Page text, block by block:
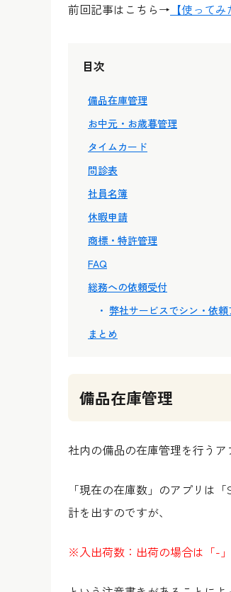
前回記事はこちら→ 【使って
目次
備品在庫管理
お中元・お歳暮管理
タイムカード
問診表
社員名簿
休暇申請
商標・特許管理
FAQ
総務への依頼受付
弊社サービスでシン・依
まとめ
備品在庫管理
社内の備品の在庫管理を行うア
「現在の在庫数」のアプリは
計を出すのですが、
※入出荷数：出荷の場合は「-